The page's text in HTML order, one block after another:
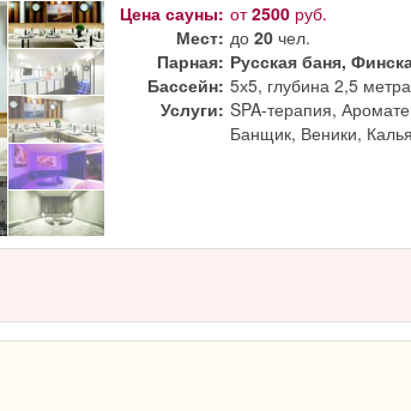
Цена сауны: от2500 руб.
Мест: до20 чел.
Парная: Русская баня,
Бассейн: 5х5, глубина 2,5
Услуги: SPA-терапия,
Банщик, Веники,